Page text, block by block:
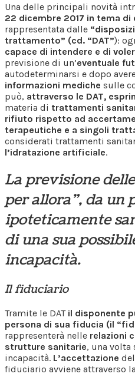
Una delle principali novità
22 dicembre 2017 in tema
rappresentata dalle
trattamento” (cd. “DAT”):
capace di intendere e di
previsione di un’eventuale
autodeterminarsi e dopo
informazioni mediche sulle
può, attraverso le DAT,
materia di trattamenti
rifiuto rispetto ad
terapeutiche e a singoli
considerati trattamenti
l’idratazione artificiale.
La previsione
per allora”, da un
ipoteticamente
di una sua
incapacità.
Il fiduciario
Tramite le DAT il disponente
persona di sua fiducia (il
rappresenterà nelle relazioni
strutture sanitarie, una volta
incapacità. L’accettazione
fiduciario avviene attraverso la